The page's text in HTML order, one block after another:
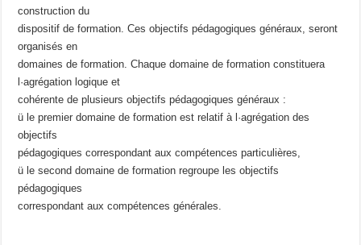
construction du
dispositif de formation. Ces objectifs pédagogiques généraux, seront
organisés en
domaines de formation. Chaque domaine de formation constituera
l·agrégation logique et
cohérente de plusieurs objectifs pédagogiques généraux :
ü le premier domaine de formation est relatif à l·agrégation des
objectifs
pédagogiques correspondant aux compétences particulières,
ü le second domaine de formation regroupe les objectifs
pédagogiques
correspondant aux compétences générales.